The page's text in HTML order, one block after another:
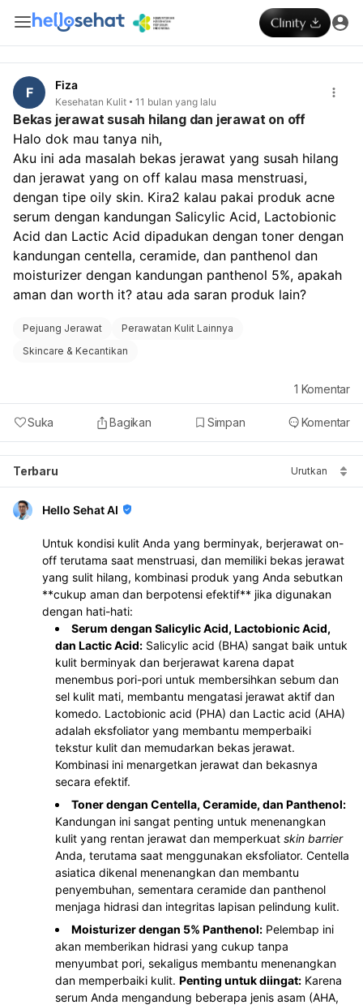
F Fiza
Kesehatan Kulit 11 bulan yang lalu
Bekas jerawat susah hilang dan jerawat on off
Halo dok mau tanya nih,
Aku ini ada masalah bekas jerawat yang susah hilang
dan jerawat yang on off kalau masa menstruasi,
dengan tipe oily skin. Kira2 kalau pakai produk acne
serum dengan kandungan Salicylic Acid, Lactobionic
Acid dan Lactic Acid dipadukan dengan toner dengan
kandungan centella, ceramide, dan panthenol dan
moisturizer dengan kandungan panthenol 5%, apakah
aman dan worth it? atau ada saran produk lain?
Pejuang Jerawat
Perawatan Kulit Lainnya
Skincare & Kecantikan
Suka Bagikan Simpan Komentar
1 Komentar
Terbaru Urutkan
Hello Sehat AI
Untuk kondisi kulit Anda yang berminyak, berjerawat on-
off terutama saat menstruasi, dan memiliki bekas jerawat
yang sulit hilang, kombinasi produk yang Anda sebutkan
**cukup aman dan berpotensi efektif** jika digunakan
dengan hati-hati:
Serum dengan Salicylic Acid, Lactobionic Acid,
dan Lactic Acid: Salicylic acid (BHA) sangat baik untuk
kulit berminyak dan berjerawat karena dapat
menembus pori-pori untuk membersihkan sebum dan
sel kulit mati, membantu mengatasi jerawat aktif dan
komedo. Lactobionic acid (PHA) dan Lactic acid (AHA)
adalah eksfoliator yang membantu memperbaiki
tekstur kulit dan memudarkan bekas jerawat.
Kombinasi ini menargetkan jerawat dan bekasnya
secara efektif.
Toner dengan Centella, Ceramide, dan Panthenol:
Kandungan ini sangat penting untuk menenangkan
kulit yang rentan jerawat dan memperkuat skin barrier
Anda, terutama saat menggunakan eksfoliator. Centella
asiatica dikenal menenangkan dan membantu
penyembuhan, sementara ceramide dan panthenol
menjaga hidrasi dan integritas lapisan pelindung kulit.
Moisturizer dengan 5% Panthenol: Pelembap ini
akan memberikan hidrasi yang cukup tanpa
menyumbat pori, sekaligus membantu menenangkan
dan memperbaiki kulit. Penting untuk diingat: Karena
serum Anda mengandung beberapa jenis asam (AHA,